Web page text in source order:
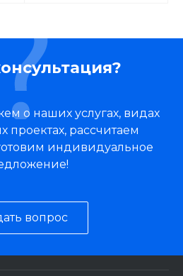
о наших услугах, видах
проектах, рассчитаем
индивидуальное
вопрос